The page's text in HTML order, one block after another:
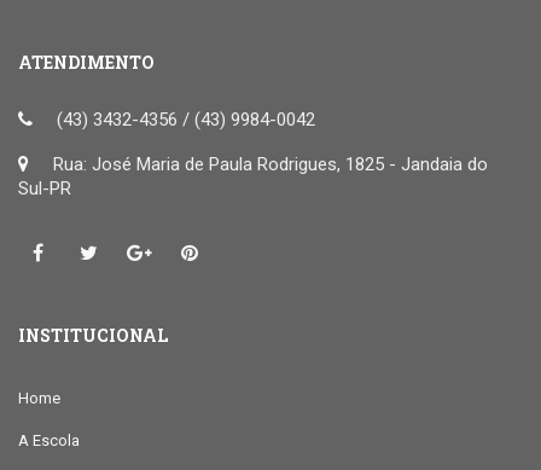
ATENDIMENTO
(43) 3432-4356 / (43) 9984-0042
Rua: José Maria de Paula Rodrigues, 1825 - Jandaia do
Sul-PR
INSTITUCIONAL
Home
A Escola